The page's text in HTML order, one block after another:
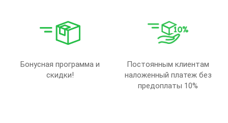
Бонусная программа и
скидки!
Постоянным клиентам
наложенный платеж без
предоплаты 10%